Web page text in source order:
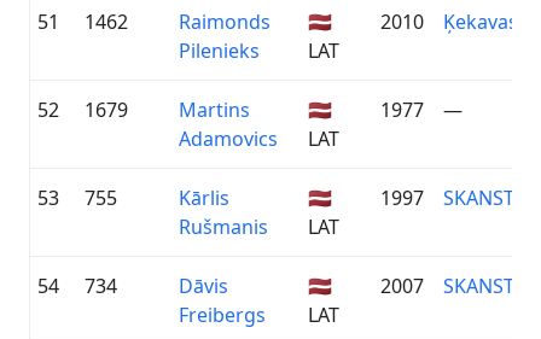
51 1462
Raimonds
Pilenieks
🇱🇻
LAT
2010 Ķekavas
52 1679
Martins
Adamovics
🇱🇻
LAT
1977 —
53 755
Kārlis
Rušmanis
🇱🇻
LAT
1997 SKANSTE/
54 734
Dāvis
Freibergs
🇱🇻
LAT
2007 SKANSTE/